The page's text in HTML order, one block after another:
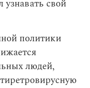
узнавать свой
политики
людей,